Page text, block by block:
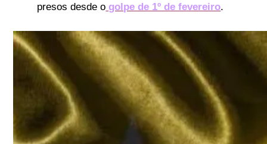
presos desde o golpe de 1º de fevereiro.